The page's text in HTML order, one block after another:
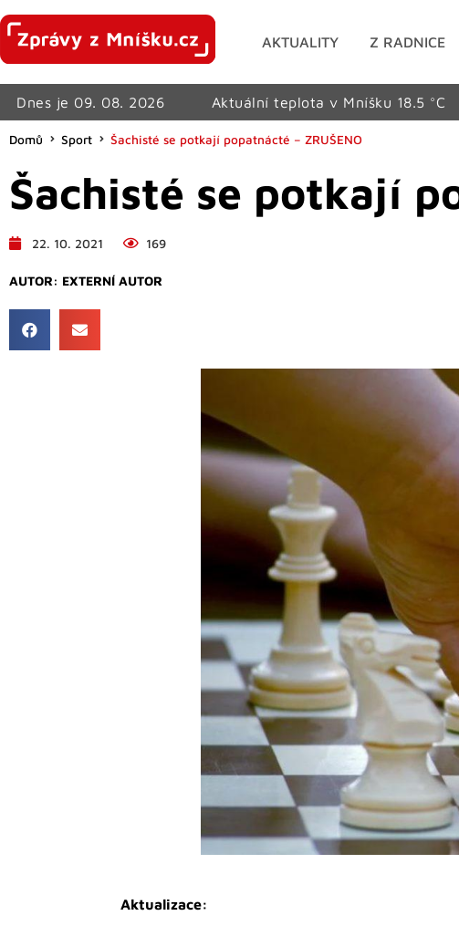
AKTUALITY Z RADNICE
Dnes je 09. 08. 2026 Aktuální teplota v Mníšku 18.5 °C
Domů Sport Šachisté se potkají popatnácté – ZRUŠENO
Šachisté se potkají
22. 10. 2021 169
AUTOR: EXTERNÍ AUTOR
Aktualizace: